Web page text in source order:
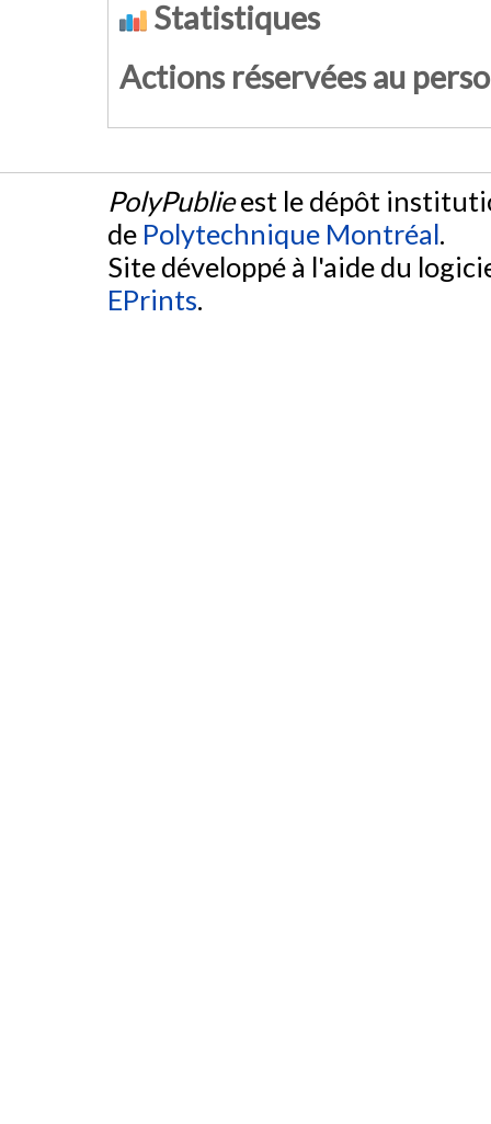
Statistiques
Actions réservées au
PolyPublieest le dépôt
de Polytechnique Montréal.
Site développé à l'aide du
EPrints.